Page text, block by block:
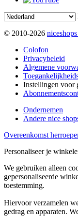
© 2010-2026
Colofon
Privacybeleid
Algemene
Instellingen voor
Ondernemen
Andere nice
Overeenkomst
Personaliseer je
We gebruiken alleen
gepersonaliseerde
toestemming.
Hiervoor verzamelen
gedrag en apparaten.